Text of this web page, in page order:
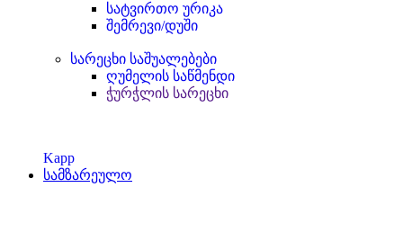
სატვირთო ურიკა
შემრევი/დუში
სარეცხი საშუალებები
ღუმელის საწმენდი
ჭურჭლის სარეცხი
Kapp
სამზარეულო